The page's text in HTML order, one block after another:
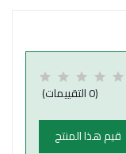
(0 التقييمات)
قيم هذا المنتج